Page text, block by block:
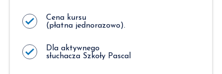
Cena kursu
(płatna jednorazowo).
Dla aktywnego
słuchacza Szkoły Pascal